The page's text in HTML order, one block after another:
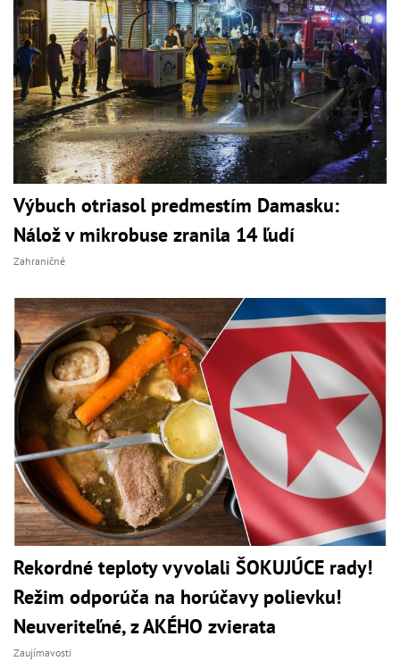
Výbuch otriasol predmestím Damasku:
Nálož v mikrobuse zranila 14 ľudí
Zahraničné
Rekordné teploty vyvolali ŠOKUJÚCE rady!
Režim odporúča na horúčavy polievku!
Neuveriteľné, z AKÉHO zvierata
Zaujímavosti